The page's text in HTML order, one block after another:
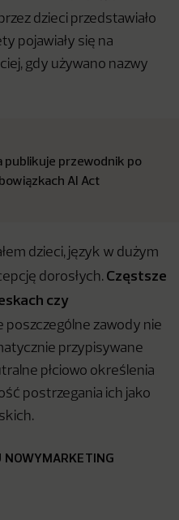
dzieci przedstawiało
pojawiały się na
gdy używano nazwy
publikuje przewodnik po
AI Act
dzieci, język w dużym
dorosłych. Częstsze
czy
poszczególne zawody nie
przypisywane
płciowo określenia
postrzegania ich jako
NOWYMARKETING